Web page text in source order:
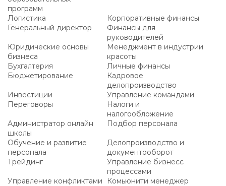
программ
Логистика
Корпоративные финансы
Генеральный директор
Финансы для
руководителей
Юридические основы
бизнеса
Менеджмент в индустрии
красоты
Бухгалтерия
Личные финансы
Бюджетирование
Кадровое
делопроизводство
Инвестиции
Управление командами
Переговоры
Налоги и
налогообложение
Администратор онлайн
школы
Подбор персонала
Обучение и развитие
персонала
Делопроизводство и
документооборот
Трейдинг
Управление бизнесс
процессами
Управление конфликтами
Комьюнити менеджер